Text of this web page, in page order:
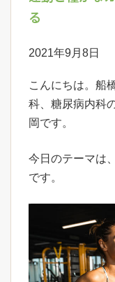
る
2021年9月8日
こんにちは。船
科、糖尿病内科
岡です。
今日のテーマは
です。